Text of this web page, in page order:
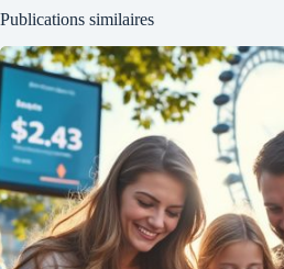
Publications similaires